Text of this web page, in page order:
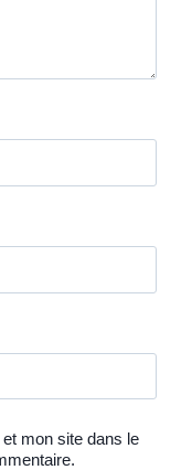
mon site dans le